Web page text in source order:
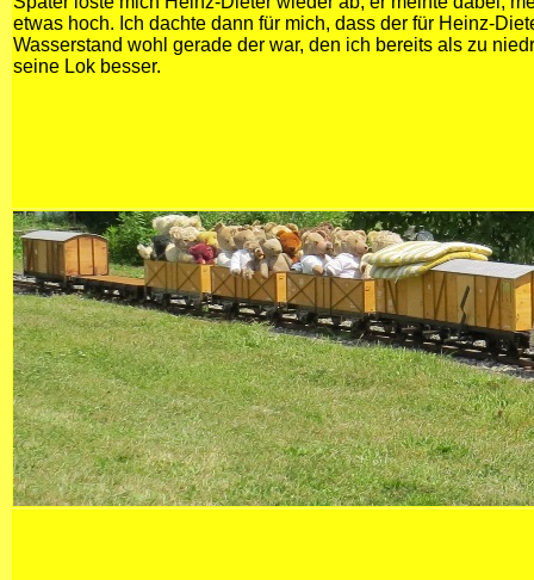
etwas hoch. Ich dachte dann für mich, dass der für Heinz-
Wasserstand wohl gerade der war, den ich bereits als zu
seine Lok besser.